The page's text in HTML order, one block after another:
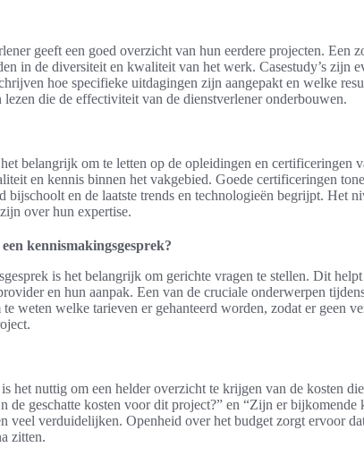
geeft een goed overzicht van hun eerdere projecten. Een
in de diversiteit en kwaliteit van het werk. Casestudy’s zijn
hoe specifieke uitdagingen zijn aangepakt en welke
die de effectiviteit van de dienstverlener onderbouwen.
belangrijk om te letten op de opleidingen en certificeringen
en kennis binnen het vakgebied. Goede certificeringen
en de laatste trends en technologieën begrijpt. Het
over hun expertise.
kennismakingsgesprek?
is het belangrijk om gerichte vragen te stellen. Dit helpt
en hun aanpak. Een van de cruciale onderwerpen
weten welke tarieven er gehanteerd worden, zodat er geen
het nuttig om een helder overzicht te krijgen van de kosten
de geschatte kosten voor dit project?” en “Zijn er bijkomende
veel verduidelijken. Openheid over het budget zorgt ervoor
zitten.